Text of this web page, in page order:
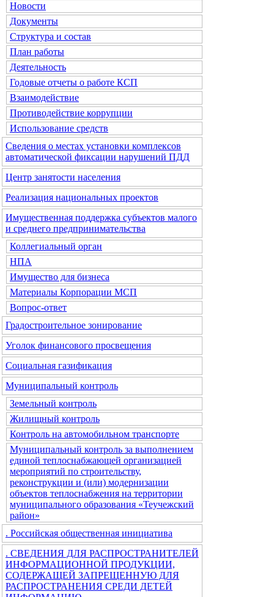
Новости
Документы
Структура и состав
План работы
Деятельность
Годовые отчеты о работе КСП
Взаимодействие
Противодействие коррупции
Использование средств
Сведения о местах установки комплексов
автоматической фиксации нарушений ПДД
Центр занятости населения
Реализация национальных проектов
Имущественная поддержка субъектов малого
и среднего предпринимательства
Коллегиальный орган
НПА
Имущество для бизнеса
Материалы Корпорации МСП
Вопрос-ответ
Градостроительное зонирование
Уголок финансового просвещения
Социальная газификация
Муниципальный контроль
Земельный контроль
Жилищный контроль
Контроль на автомобильном транспорте
Муниципальный контроль за выполнением
единой теплоснабжающей организацией
мероприятий по строительству,
реконструкции и (или) модернизации
объектов теплоснабжения на территории
муниципального образования «Теучежский
район»
. Российская общественная инициатива
. СВЕДЕНИЯ ДЛЯ РАСПРОСТРАНИТЕЛЕЙ
ИНФОРМАЦИОННОЙ ПРОДУКЦИИ,
СОДЕРЖАЩЕЙ ЗАПРЕЩЕННУЮ ДЛЯ
РАСПРОСТРАНЕНИЯ СРЕДИ ДЕТЕЙ